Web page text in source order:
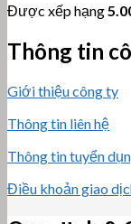
Được xếp hạng
Thông tin
Giới thiệu công ty
Thông tin liên hệ
Thông tin tuyển
Điều khoản giao